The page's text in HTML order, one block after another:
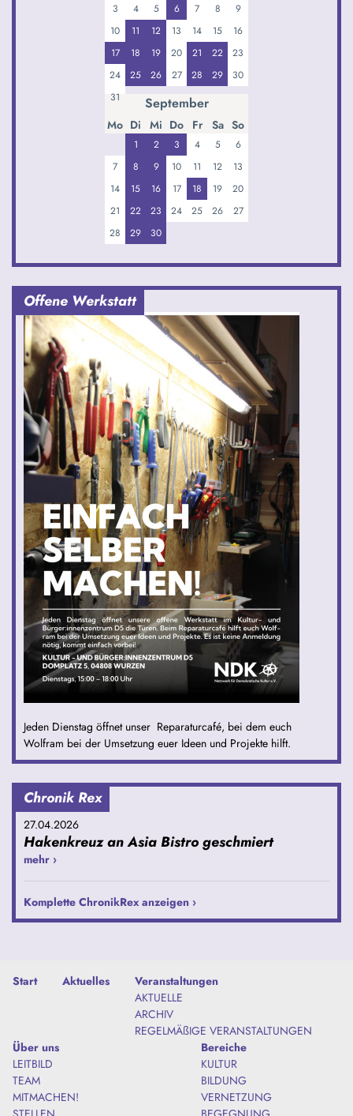
3
4 5 6 7 8
9
10
11 12 13 14 15
16
17
18 19 20 21 22
23
24
25 26 27 28 29
30
31
September
Mo Di Mi Do Fr Sa So
1 2 3 4 5
6
7
8 9 10 11 12
13
14
15 16 17 18 19
20
21
22 23 24 25 26
27
28
29 30
Offene Werkstatt
Jeden Dienstag öffnet unser Reparaturcafé, bei dem euch
Wolfram bei der Umsetzung euer Ideen und Projekte hilft.
Chronik Rex
27.04.2026
Hakenkreuz an Asia Bistro geschmiert
mehr ›
Komplette ChronikRex anzeigen ›
Start Aktuelles
Veranstaltungen
AKTUELLE
ARCHIV
REGELMÄßIGE VERANSTALTUNGEN
Über uns
LEITBILD
TEAM
MITMACHEN!
Bereiche
KULTUR
BILDUNG
VERNETZUNG